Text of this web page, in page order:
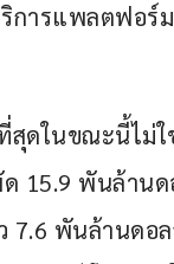
การแพลตฟอร์
สุดในขณะนี้ไม่
15.9 พันล้านด
7.6 พันล้านดอ